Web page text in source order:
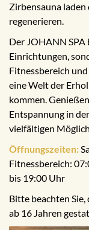
Zirbensauna laden
regenerieren.
Der JOHANN
Einrichtungen,
Fitnessbereich
eine Welt der
kommen.
Entspannung in
vielfältigen
Öffnungszeiten:
Fitnessbereich:
bis 19:00 Uhr
Bitte beachten
ab 16 Jahren